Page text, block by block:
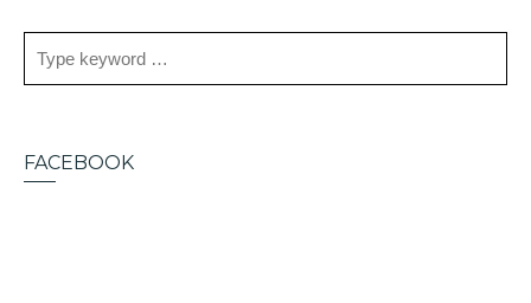
FACEBOOK